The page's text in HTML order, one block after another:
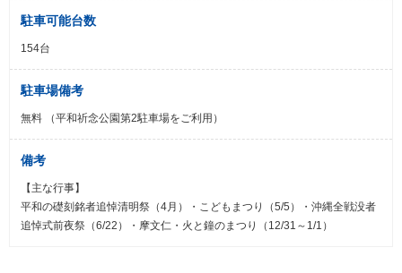
駐車可能台数
154台
駐車場備考
無料 （平和祈念公園第2駐車場をご利用）
備考
【主な行事】
平和の礎刻銘者追悼清明祭（4月）・こどもまつり（5/5）・沖縄全戦没者
追悼式前夜祭（6/22）・摩文仁・火と鐘のまつり（12/31～1/1）